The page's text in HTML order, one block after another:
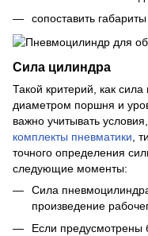
сопоставить
Сила цилиндра
Такой критерий, как
диаметром поршня и
важно учитывать
комплекты пневматики ,
точного определения
следующие моменты:
Сила
произведение
Если предусмотрены